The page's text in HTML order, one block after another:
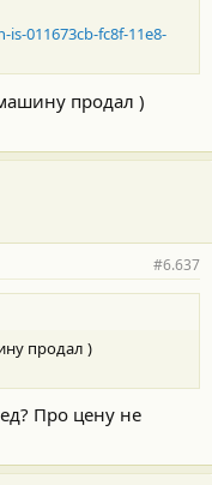
011673cb-fc8f-11e8-
продал )
#6.637
продал )
Про цену не